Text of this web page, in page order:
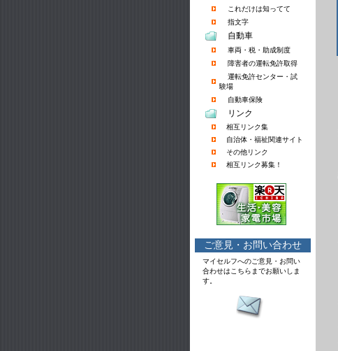
これだけは知ってて
指文字
自動車
車両・税・助成制度
障害者の運転免許取得
運転免許センター・試
験場
自動車保険
リンク
相互リンク集
自治体・福祉関連サイト
その他リンク
相互リンク募集！
ご意見・お問い合わせ
マイセルフへのご意見・お問い
合わせはこちらまでお願いしま
す。